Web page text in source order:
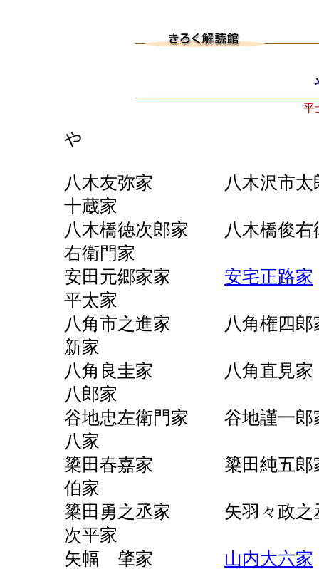
平
や
八木友弥家 八木沢
十蔵家
八木橋徳次郎家 八木橋
右衛門家
安田元郷家家 安宅正路家
平太家
八角市之進家 八角権
新家
八角良圭家 八角直
八郎家
谷地忠左衛門家 谷地
八家
簗田春嘉家 簗田純
伯家
簗田勇之丞家 矢羽々
次平家
矢幅 肇家 山内大六家